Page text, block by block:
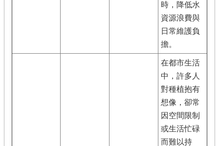
時，降低水
資源浪費與
日常維護負
擔。
在都市生活
中，許多人
對種植抱有
想像，卻常
因空間限制
或生活忙碌
而難以持